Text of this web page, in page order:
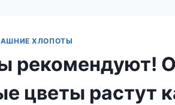
ХЛОПОТЫ
рекомендуют!
цветы растут